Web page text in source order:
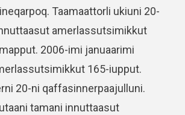
Taamaattorli ukiuni 20-
amerlassutsimikkut
2006-imi januaarimi
165-iupput.
20-ni qaffasinnerpaajulluni.
tamani innuttaasut